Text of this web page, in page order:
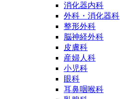
消化器内科
外科・消化器科
整形外科
脳神経外科
皮膚科
産婦人科
小児科
眼科
耳鼻咽喉科